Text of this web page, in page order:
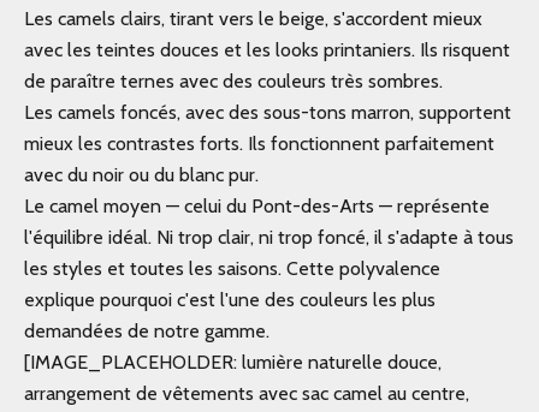
Les camels clairs, tirant vers le beige, s'accordent mieux
avec les teintes douces et les looks printaniers. Ils risquent
de paraître ternes avec des couleurs très sombres.
Les camels foncés, avec des sous-tons marron, supportent
mieux les contrastes forts. Ils fonctionnent parfaitement
avec du noir ou du blanc pur.
Le camel moyen — celui du Pont-des-Arts — représente
l'équilibre idéal. Ni trop clair, ni trop foncé, il s'adapte à tous
les styles et toutes les saisons. Cette polyvalence
explique pourquoi c'est l'une des couleurs les plus
demandées de notre gamme.
[IMAGE_PLACEHOLDER: lumière naturelle douce,
arrangement de vêtements avec sac camel au centre,